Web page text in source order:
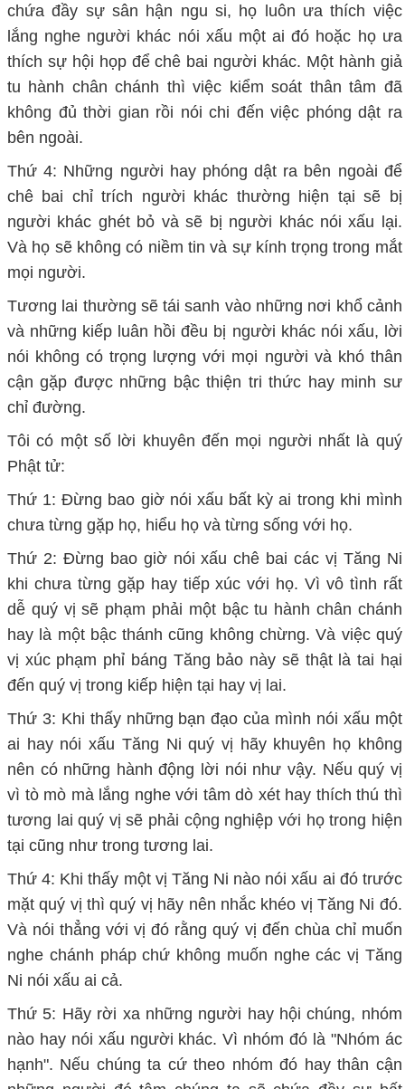
chứa đầy sự sân hận ngu si, họ luôn ưa thích việc
lắng nghe người khác nói xấu một ai đó hoặc họ ưa
thích sự hội họp để chê bai người khác. Một hành giả
tu hành chân chánh thì việc kiểm soát thân tâm đã
không đủ thời gian rồi nói chi đến việc phóng dật ra
bên ngoài.
Thứ 4: Những người hay phóng dật ra bên ngoài để
chê bai chỉ trích người khác thường hiện tại sẽ bị
người khác ghét bỏ và sẽ bị người khác nói xấu lại.
Và họ sẽ không có niềm tin và sự kính trọng trong mắt
mọi người.
Tương lai thường sẽ tái sanh vào những nơi khổ cảnh
và những kiếp luân hồi đều bị người khác nói xấu, lời
nói không có trọng lượng với mọi người và khó thân
cận gặp được những bậc thiện tri thức hay minh sư
chỉ đường.
Tôi có một số lời khuyên đến mọi người nhất là quý
Phật tử:
Thứ 1: Đừng bao giờ nói xấu bất kỳ ai trong khi mình
chưa từng gặp họ, hiểu họ và từng sống với họ.
Thứ 2: Đừng bao giờ nói xấu chê bai các vị Tăng Ni
khi chưa từng gặp hay tiếp xúc với họ. Vì vô tình rất
dễ quý vị sẽ phạm phải một bậc tu hành chân chánh
hay là một bậc thánh cũng không chừng. Và việc quý
vị xúc phạm phỉ báng Tăng bảo này sẽ thật là tai hại
đến quý vị trong kiếp hiện tại hay vị lai.
Thứ 3: Khi thấy những bạn đạo của mình nói xấu một
ai hay nói xấu Tăng Ni quý vị hãy khuyên họ không
nên có những hành động lời nói như vậy. Nếu quý vị
vì tò mò mà lắng nghe với tâm dò xét hay thích thú thì
tương lai quý vị sẽ phải cộng nghiệp với họ trong hiện
tại cũng như trong tương lai.
Thứ 4: Khi thấy một vị Tăng Ni nào nói xấu ai đó trước
mặt quý vị thì quý vị hãy nên nhắc khéo vị Tăng Ni đó.
Và nói thẳng với vị đó rằng quý vị đến chùa chỉ muốn
nghe chánh pháp chứ không muốn nghe các vị Tăng
Ni nói xấu ai cả.
Thứ 5: Hãy rời xa những người hay hội chúng, nhóm
nào hay nói xấu người khác. Vì nhóm đó là "Nhóm ác
hạnh". Nếu chúng ta cứ theo nhóm đó hay thân cận